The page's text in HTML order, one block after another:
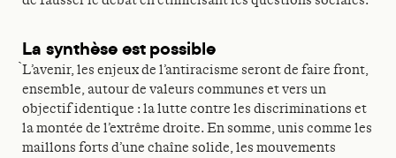
La synthèse est possible
̀L’avenir, les enjeux de l’antiracisme seront de faire front,
ensemble, autour de valeurs communes et vers un
objectif identique : la lutte contre les discriminations et
la montée de l’extrême droite. En somme, unis comme les
maillons forts d’une chaîne solide, les mouvements